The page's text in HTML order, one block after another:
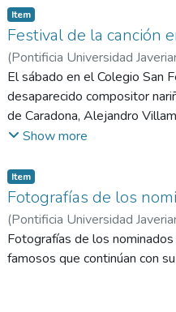
Item
Festival de la canción
(Pontificia Universidad
El sábado en el Colegio San
desaparecido compositor
de Caradona, Alejandro
una cantante por cada colegio
Show more
Item
Fotografías de los
(Pontificia Universidad
Fotografías de los
famosos que continúan con